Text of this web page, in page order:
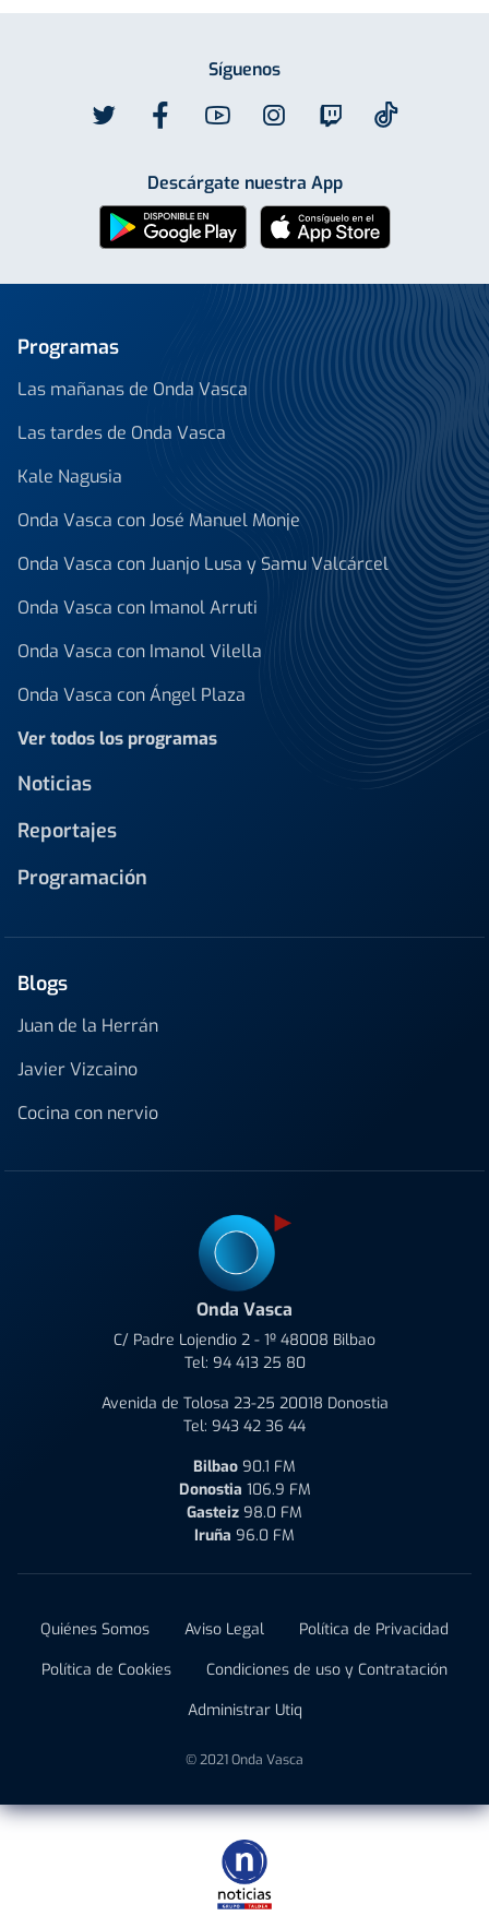
Síguenos
Descárgate nuestra App
Programas
Las mañanas de Onda Vasca
Las tardes de Onda Vasca
Kale Nagusia
Onda Vasca con José Manuel Monje
Onda Vasca con Juanjo Lusa y Samu Valcárcel
Onda Vasca con Imanol Arruti
Onda Vasca con Imanol Vilella
Onda Vasca con Ángel Plaza
Ver todos los programas
Noticias
Reportajes
Programación
Blogs
Juan de la Herrán
Javier Vizcaino
Cocina con nervio
Onda Vasca
C/ Padre Lojendio 2 - 1º 48008 Bilbao
Tel: 94 413 25 80
Avenida de Tolosa 23-25 20018 Donostia
Tel: 943 42 36 44
Bilbao 90.1 FM
Donostia 106.9 FM
Gasteiz 98.0 FM
Iruña 96.0 FM
Quiénes Somos Aviso Legal
Política de Privacidad
Política de Cookies
Condiciones de uso y Contratación
Administrar Utiq
© 2021 Onda Vasca